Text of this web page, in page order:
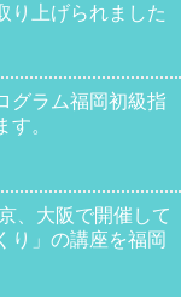
り上げられました
グラム福岡初級指
。
り」の講座を福岡